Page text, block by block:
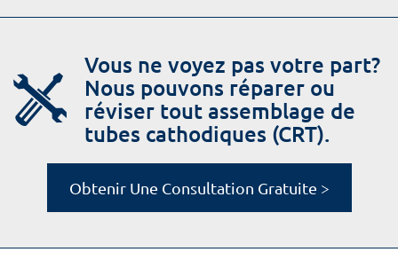
Vous ne voyez pas votre part?
Nous pouvons réparer ou
réviser tout assemblage de
tubes cathodiques (CRT).
Obtenir Une Consultation Gratuite >